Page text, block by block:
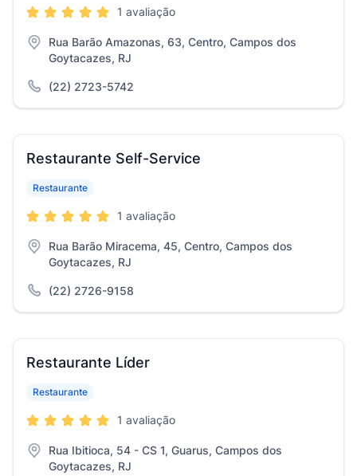
1 avaliação
Rua Barão Amazonas, 63, Centro, Campos dos
Goytacazes, RJ
(22) 2723-5742
Restaurante Self-Service
Restaurante
1 avaliação
Rua Barão Miracema, 45, Centro, Campos dos
Goytacazes, RJ
(22) 2726-9158
Restaurante Líder
Restaurante
1 avaliação
Rua Ibitioca, 54 - CS 1, Guarus, Campos dos
Goytacazes, RJ